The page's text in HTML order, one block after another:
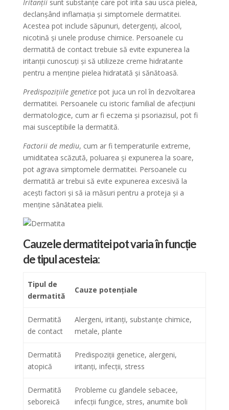
Iritanțiisunt substanțe care pot irita sau usca pielea,
declanșând inflamația și simptomele dermatitei.
Acestea pot include săpunuri, detergenți, alcool,
nicotină și unele produse chimice. Persoanele cu
dermatită de contact trebuie să evite expunerea la
iritanții cunoscuți și să utilizeze creme hidratante
pentru a menține pielea hidratată și sănătoasă.
Predispozițiile geneticepot juca un rol în dezvoltarea
dermatitei. Persoanele cu istoric familial de afecțiuni
dermatologice, cum ar fi eczema și psoriazisul, pot fi
mai susceptibile la dermatită.
Factorii de mediu, cum ar fi temperaturile extreme,
umiditatea scăzută, poluarea și expunerea la soare,
pot agrava simptomele dermatitei. Persoanele cu
dermatită ar trebui să evite expunerea excesivă la
acești factori și să ia măsuri pentru a proteja și a
menține sănătatea pielii.
Cauzele dermatitei pot varia în funcție
de tipul acesteia:
Tipul de
dermatită
Cauze potențiale
Dermatită
de contact
Alergeni, iritanți, substanțe chimice,
metale, plante
Dermatită
atopică
Predispoziții genetice, alergeni,
iritanți, infecții, stress
Dermatită
seboreică
Probleme cu glandele sebacee,
infecții fungice, stres, anumite boli